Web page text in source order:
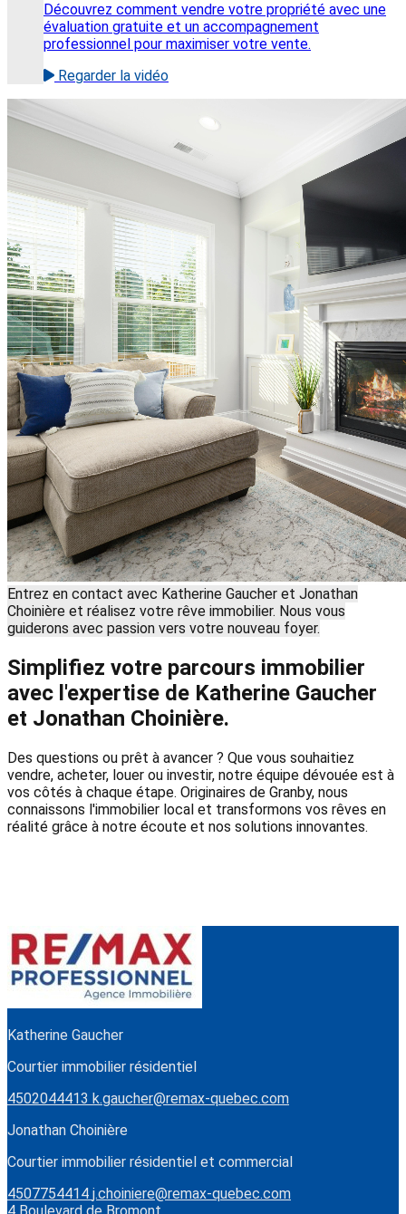
Découvrez comment vendre votre propriété avec une
évaluation gratuite et un accompagnement
professionnel pour maximiser votre vente.
Regarder la vidéo
Entrez en contact avec Katherine Gaucher et Jonathan
Choinière et réalisez votre rêve immobilier. Nous vous
guiderons avec passion vers votre nouveau foyer.
Simplifiez votre parcours immobilier
avec l'expertise de Katherine Gaucher
et Jonathan Choinière.
Des questions ou prêt à avancer ? Que vous souhaitiez
vendre, acheter, louer ou investir, notre équipe dévouée est à
vos côtés à chaque étape. Originaires de Granby, nous
connaissons l'immobilier local et transformons vos rêves en
réalité grâce à notre écoute et nos solutions innovantes.
Katherine Gaucher
Courtier immobilier résidentiel
4502044413 k.gaucher@remax-quebec.com
Jonathan Choinière
Courtier immobilier résidentiel et commercial
4507754414 j.choiniere@remax-quebec.com